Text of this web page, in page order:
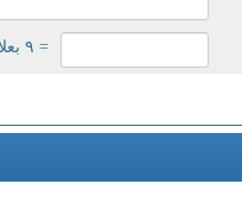
= ۹ بعلاوه ۲